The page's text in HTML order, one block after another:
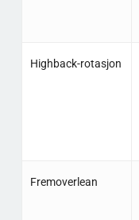
Highback-rotasjon
Fremoverlean